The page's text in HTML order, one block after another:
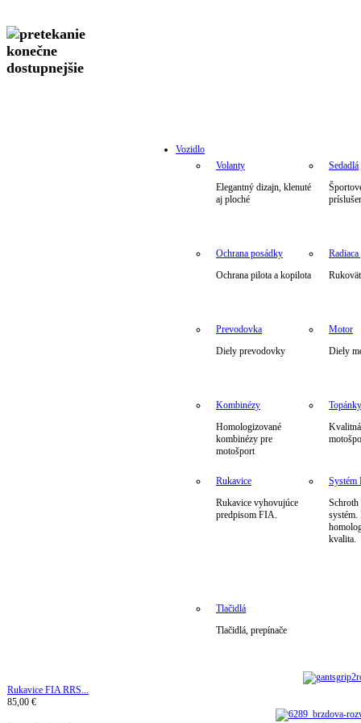
Vozidlo
Volanty
Elegantný dizajn, klenuté
aj ploché
Sedadlá
Ochrana posádky
Ochrana pilota a kopilota
Radiaca
Prevodovka
Diely prevodovky
Motor
Diely
Kombinézy
Homologizované
kombinézy pre
motošport
Topánky
Rukavice
Rukavice vyhovujúce
predpisom FIA.
kvalita.
Tlačidlá
Tlačidlá, prepínače
Rukavice FIA ​​RRS...
85,00 €